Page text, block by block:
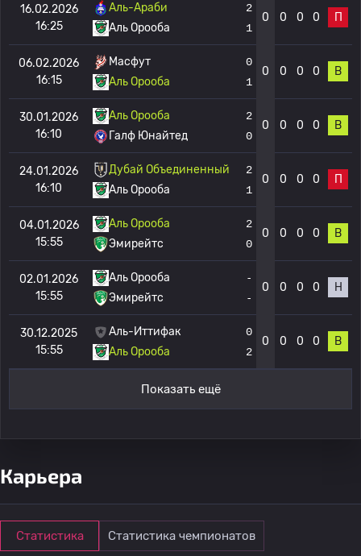
16.02.2026
16:25
Аль-Араби
Аль Орооба
2
1
0 0 0 0 П
06.02.2026
16:15
Масфут
Аль Орооба
0
1
0 0 0 0 В
30.01.2026
16:10
Аль Орооба
Галф Юнайтед
2
0
0 0 0 0 В
24.01.2026
16:10
Дубай Объединенный
Аль Орооба
2
1
0 0 0 0 П
04.01.2026
15:55
Аль Орооба
Эмирейтс
2
0
0 0 0 0 В
02.01.2026
15:55
Аль Орооба
Эмирейтс
-
-
0 0 0 0 Н
30.12.2025
15:55
Аль-Иттифак
Аль Орооба
0
2
0 0 0 0 В
Показать ещё
Карьера
Статистика Статистика чемпионатов